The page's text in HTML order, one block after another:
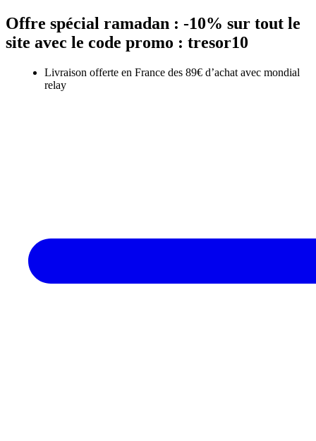
Aller
au
contenu
Offre spécial ramadan : -10% sur tout le
site avec le code promo : tresor10
Livraison offerte en France des 89€ d’achat avec mondial
relay